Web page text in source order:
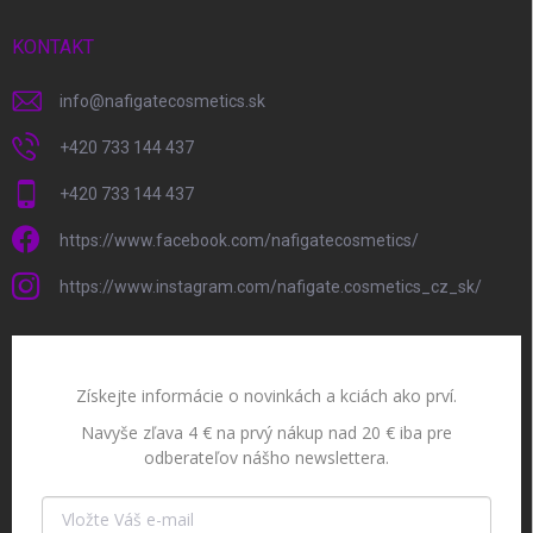
KONTAKT
info@nafigatecosmetics.sk
+420 733 144 437
+420 733 144 437
https://www.facebook.com/nafigatecosmetics/
https://www.instagram.com/nafigate.cosmetics_cz_sk/
Získejte informácie o novinkách a kciách ako prví.
Navyše zľava 4 € na prvý nákup nad 20 € iba pre
odberateľov nášho newslettera.